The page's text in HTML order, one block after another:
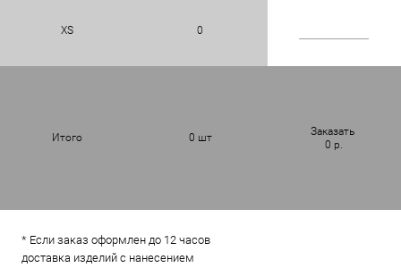
XS 0
Итого 0 шт
Заказать
0 р.
* Если заказ оформлен до 12 часов
доставка изделий с нанесением